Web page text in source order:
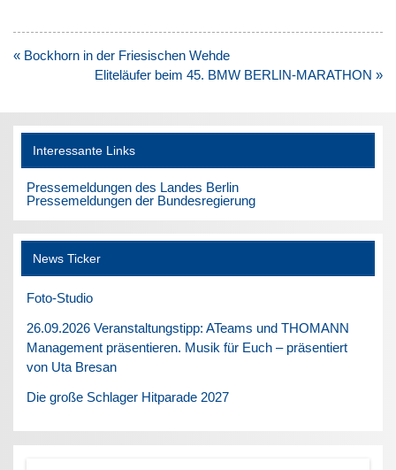
Beitragsnavigation
« Bockhorn in der Friesischen Wehde
Eliteläufer beim 45. BMW BERLIN-MARATHON »
Interessante Links
Pressemeldungen des Landes Berlin
Pressemeldungen der Bundesregierung
News Ticker
Foto-Studio
26.09.2026 Veranstaltungstipp: ATeams und THOMANN
Management präsentieren. Musik für Euch – präsentiert
von Uta Bresan
Die große Schlager Hitparade 2027